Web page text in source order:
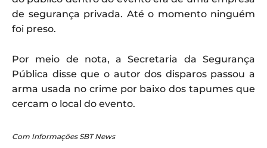
de segurança privada. Até o momento ninguém
foi preso.
Por meio de nota, a Secretaria da Segurança
Pública disse que o autor dos disparos passou a
arma usada no crime por baixo dos tapumes que
cercam o local do evento.
Com Informações SBT News